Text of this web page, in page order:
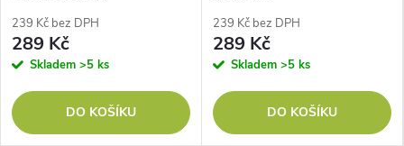
239 Kč bez DPH
289 Kč
Skladem >5 ks
DO KOŠÍKU
239 Kč bez DPH
289 Kč
Skladem >5 ks
DO KOŠÍKU